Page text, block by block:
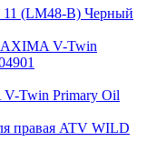
11 (LM48-B) Черный
Twin Primary Oil